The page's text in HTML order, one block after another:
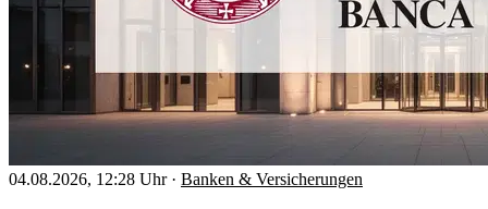
04.08.2026, 12:28 Uhr · Banken & Versicherungen